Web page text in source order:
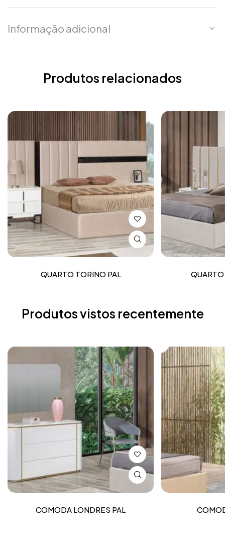
Informação adicional
Produtos relacionados
QUARTO TORINO PAL
Produtos vistos recentemente
COMODA LONDRES PAL